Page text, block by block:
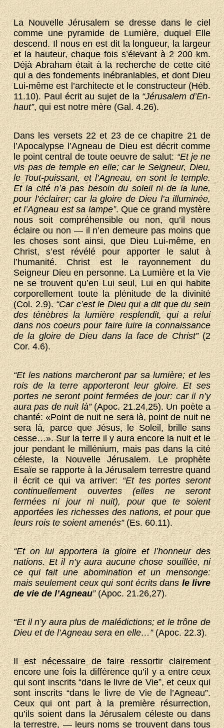
La Nouvelle Jérusalem se dresse dans le ciel
comme une pyramide de Lumière, duquel Elle
descend. Il nous en est dit la longueur, la largeur
et la hauteur, chaque fois s’élevant à 2 200 km.
Déjà Abraham était à la recherche de cette cité
qui a des fondements inébranlables, et dont Dieu
Lui-même est l’architecte et le constructeur (Héb.
11.10). Paul écrit au sujet de la“Jérusalem d’En-
haut”, qui est notre mère (Gal. 4.26).
Dans les versets 22 et 23 de ce chapitre 21 de
l’Apocalypse l’Agneau de Dieu est décrit comme
le point central de toute oeuvre de salut:“Et je ne
vis pas de temple en elle; car le Seigneur, Dieu,
le Tout-puissant, et l’Agneau, en sont le temple.
Et la cité n’a pas besoin du soleil ni de la lune,
pour l’éclairer; car la gloire de Dieu l’a illuminée,
et l’Agneau est sa lampe”. Que ce grand mystère
nous soit compréhensible ou non, qu’il nous
éclaire ou non — il n’en demeure pas moins que
les choses sont ainsi, que Dieu Lui-même, en
Christ, s’est révélé pour apporter le salut à
l’humanité. Christ est le rayonnement du
Seigneur Dieu en personne. La Lumière et la Vie
ne se trouvent qu’en Lui seul, Lui en qui habite
corporellement toute la plénitude de la divinité
(Col. 2.9).“Car c’est le Dieu qui a dit que du sein
des ténèbres la lumière resplendit, qui a relui
dans nos coeurs pour faire luire la connaissance
de la gloire de Dieu dans la face de Christ”(2
Cor. 4.6).
“Et les nations marcheront par sa lumière; et les
rois de la terre apporteront leur gloire. Et ses
portes ne seront point fermées de jour: car il n’y
aura pas de nuit là”(Apoc. 21.24,25). Un poète a
chanté: «Point de nuit ne sera là, point de nuit ne
sera là, parce que Jésus, le Soleil, brille sans
cesse…». Sur la terre il y aura encore la nuit et le
jour pendant le millénium, mais pas dans la cité
céleste, la Nouvelle Jérusalem. Le prophète
Esaïe se rapporte à la Jérusalem terrestre quand
il écrit ce qui va arriver:“Et tes portes seront
continuellement ouvertes (elles ne seront
fermées ni jour ni nuit), pour que te soient
apportées les richesses des nations, et pour que
leurs rois te soient amenés”(Es. 60.11).
“Et on lui apportera la gloire et l’honneur des
nations. Et il n’y aura aucune chose souillée, ni
ce qui fait une abomination et un mensonge:
mais seulement ceux qui sont écrits dansle livre
de vie de l’Agneau”(Apoc. 21.26,27).
“Et il n’y aura plus de malédictions; et le trône de
Dieu et de l’Agneau sera en elle…”(Apoc. 22.3).
Il est nécessaire de faire ressortir clairement
encore une fois la différence qu’il y a entre ceux
qui sont inscrits “dans le livre de Vie”, et ceux qui
sont inscrits “dans le livre de Vie de l’Agneau”.
Ceux qui ont part à la première résurrection,
qu’ils soient dans la Jérusalem céleste ou dans
la terrestre, — leurs noms se trouvent dans tous